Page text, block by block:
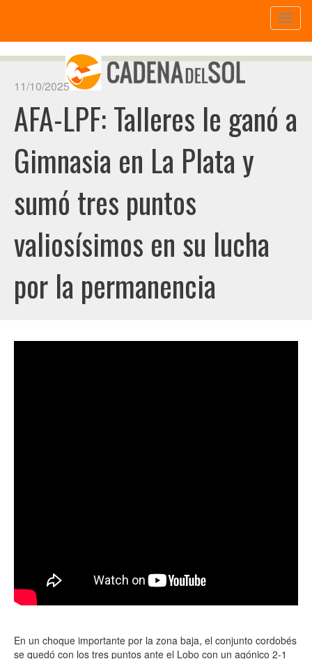
11/10/2025
AFA-LPF: Talleres le ganó a
Gimnasia en La Plata y
sumó tres puntos
valiosísimos en su lucha
por la permanencia
En un choque importante por la zona baja, el conjunto cordobés
se quedó con los tres puntos ante el Lobo con un agónico 2-1